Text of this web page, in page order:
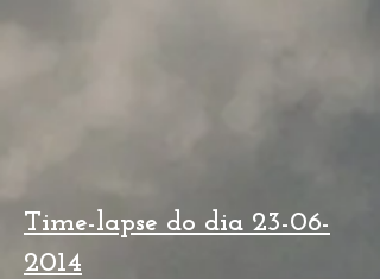
Time-lapse do dia 23-06-
2014